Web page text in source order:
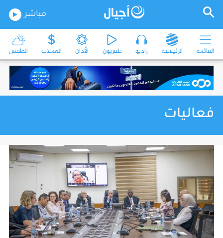
مباشر
القائمة الرئيسية راديو تلفزيون الأذان العملات الطقس
فعاليات